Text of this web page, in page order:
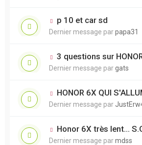
p 10 et car sd
Dernier message parpapa31
3 questions sur
Dernier message pargats
HONOR 6X QUI
Dernier message par
Honor 6X très lent...
Dernier message parmdss